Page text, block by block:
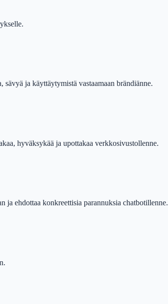
ja käyttäytymistä vastaamaan brändiänne.
hyväksykää ja upottakaa verkkosivustollenne.
ja ehdottaa konkreettisia parannuksia chatbotillenne.